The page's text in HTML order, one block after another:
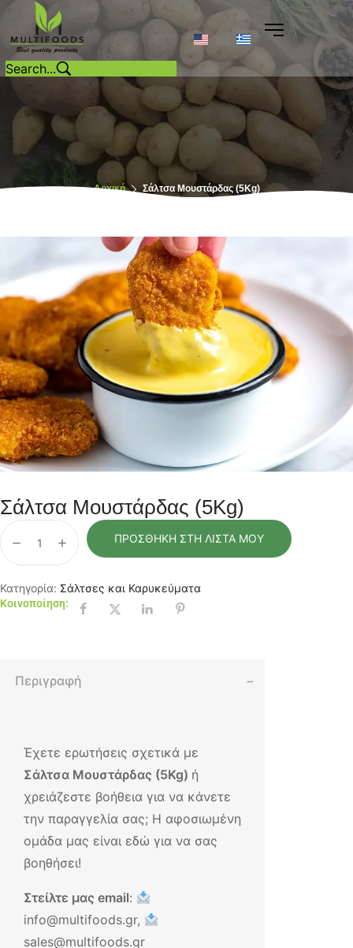
Αρχική Σάλτσα Μουστάρδας (5Kg)
Σάλτσα Μουστάρδας (5Kg)
ΠΡΟΣΘΉΚΗ ΣΤΗ ΛΊΣΤΑ ΜΟΥ
Κατηγορία: Σάλτσες και Καρυκεύματα
Κοινοποίηση:
Περιγραφή
Έχετε ερωτήσεις σχετικά με
Σάλτσα Μουστάρδας (5Kg) ή
χρειάζεστε βοήθεια για να κάνετε
την παραγγελία σας; Η αφοσιωμένη
ομάδα μας είναι εδώ για να σας
βοηθήσει!
Στείλτε μας email:
info@multifoods.gr,
sales@multifoods.gr